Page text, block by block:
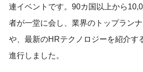
連イベントです。90カ国以上から
者が一堂に会し、業界のトップラン
や、最新のHRテクノロジーを紹介す
進行しました。